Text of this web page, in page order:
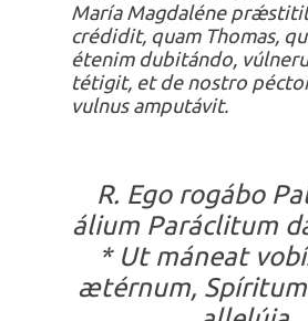
María Magdaléne
crédidit, quam Thomas,
étenim dubitándo,
tétigit, et de nostro
vulnus amputávit.
R. Ego rogábo
álium Paráclitum
* Ut máneat
ætérnum,